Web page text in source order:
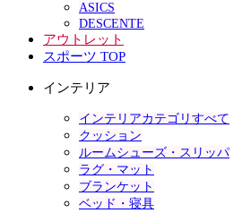
ASICS
DESCENTE
アウトレット
スポーツ TOP
インテリア
インテリアカテゴリすべて
クッション
ルームシューズ・スリッパ
ラグ・マット
ブランケット
ベッド・寝具